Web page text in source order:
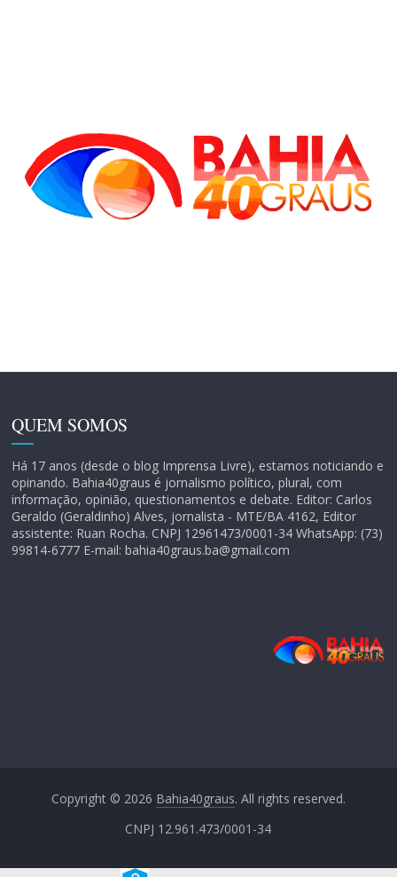
QUEM SOMOS
Há 17 anos (desde o blog Imprensa Livre), estamos noticiando e
opinando. Bahia40graus é jornalismo político, plural, com
informação, opinião, questionamentos e debate. Editor: Carlos
Geraldo (Geraldinho) Alves, jornalista - MTE/BA 4162, Editor
assistente: Ruan Rocha. CNPJ 12961473/0001-34 WhatsApp: (73)
99814-6777 E-mail: bahia40graus.ba@gmail.com
Copyright © 2026 Bahia40graus. All rights reserved.
CNPJ 12.961.473/0001-34